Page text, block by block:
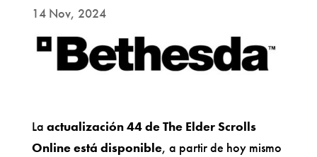
14 Nov, 2024
La actualización 44 de The Elder Scrolls
Online está disponible, a partir de hoy mismo